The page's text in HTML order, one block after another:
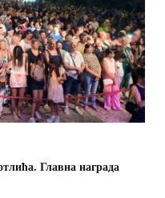
Главна награда